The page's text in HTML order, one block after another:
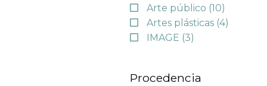
Arte público (10)
Artes plásticas (4)
IMAGE (3)
Procedencia